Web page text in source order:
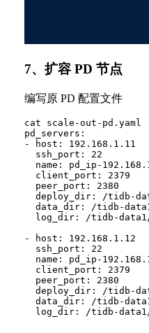
7、扩容 PD 节点
编写原 PD 配置文件
cat scale-out-pd.yaml
pd_servers:
- host: 192.168.1.11
  ssh_port: 22
name: pd_ip-
  client_port: 2379
  peer_port: 2380
deploy_dir: /tidb-
data_dir: /tidb-
log_dir: /tidb-
- host: 192.168.1.12
  ssh_port: 22
name: pd_ip-
  client_port: 2379
  peer_port: 2380
deploy_dir: /tidb-
data_dir: /tidb-
log_dir: /tidb-